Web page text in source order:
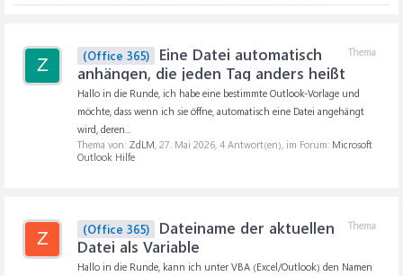
Z
Thema
(Office 365)
Eine Datei automatisch
anhängen, die jeden Tag anders heißt
Hallo in die Runde, ich habe eine bestimmte Outlook-Vorlage und
möchte, dass wenn ich sie öffne, automatisch eine Datei angehängt
wird, deren...
Thema von: ZdLM, 27. Mai 2026, 4 Antwort(en), im Forum: Microsoft
Outlook Hilfe
Z
Thema
(Office 365)
Dateiname der aktuellen
Datei als Variable
Hallo in die Runde, kann ich unter VBA (Excel/Outlook) den Namen